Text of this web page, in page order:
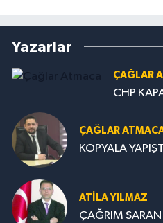
Yazarlar
ÇAĞLAR
CHP
ÇAĞLAR
KOPYALA
ATILA YILMAZ
ÇAĞRIM